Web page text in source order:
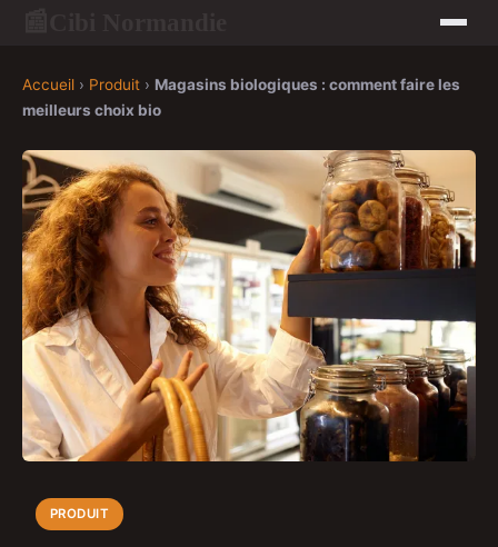
Accueil › Produit › Magasins biologiques : comment faire les
meilleurs choix bio
PRODUIT